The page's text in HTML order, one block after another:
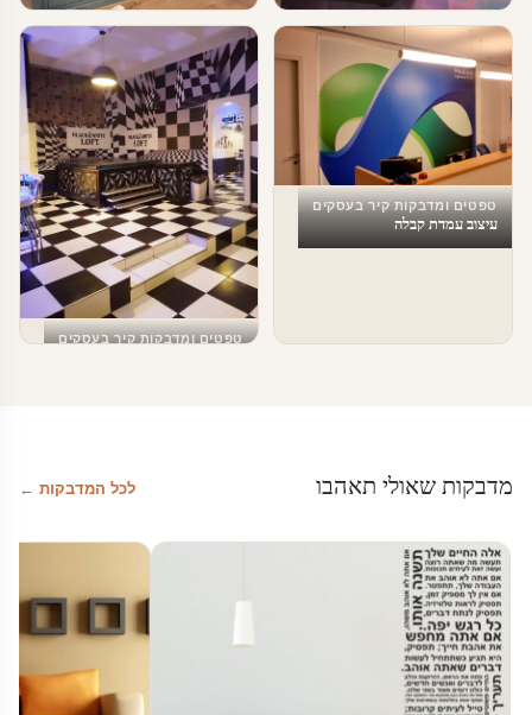
טפטים ומדבקות קיר בעסקים
עיצוב משרדים
טפטים ומדבקות קיר בעסקים
טפטים לעסקים
טפטים ומדבקות קיר בעסקים
עיצוב עמדת קבלה
טפטים ומדבקות קיר בעסקים
מדבקות שאולי תאהבו לכל המדבקות ←